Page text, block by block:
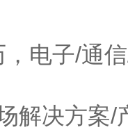
电子/通
解决方案